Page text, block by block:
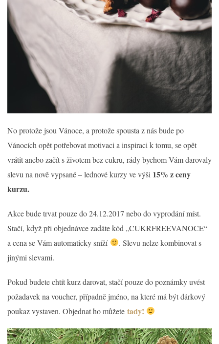
No protože jsou Vánoce, a protože spousta z nás bude po
Vánocích opět potřebovat motivaci a inspiraci k tomu, se opět
vrátit anebo začít s životem bez cukru, rády bychom Vám darovaly
slevu na nově vypsané – lednové kurzy ve výši 15% z ceny
kurzu.
Akce bude trvat pouze do 24.12.2017 nebo do vyprodání míst.
Stačí, když při objednávce zadáte kód „CUKRFREEVANOCE“
a cena se Vám automaticky sníží
. Slevu nelze kombinovat s
jinými slevami.
Pokud budete chtít kurz darovat, stačí pouze do poznámky uvést
požadavek na voucher, případně jméno, na které má být dárkový
poukaz vystaven. Objednat ho můžete tady!